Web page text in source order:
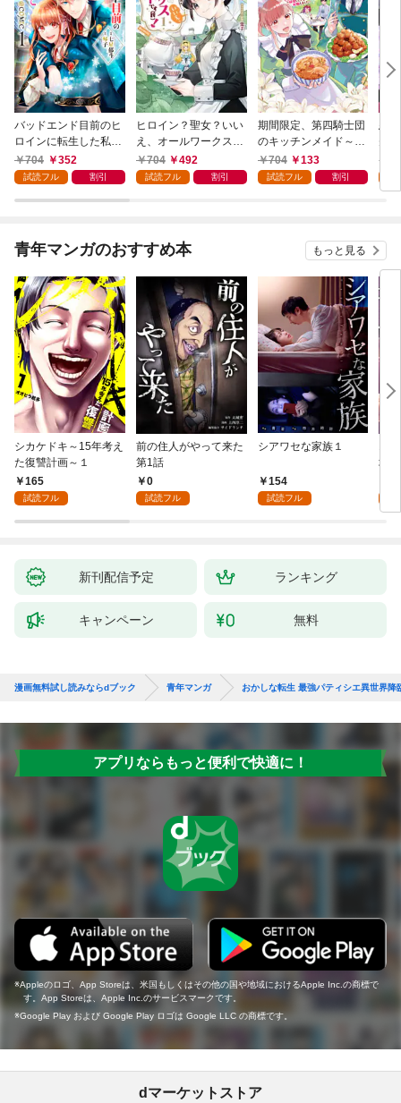
バッドエンド目前のヒ
ロインに転生した私、
今世では恋愛するつも
りがチートな兄が離し
OMIC 第1巻
704 352
試読フル 割引
ヒロイン？聖女？いい
え、オールワークスメ
イドです（誇）！@C
OMIC 第1巻
704 492
試読フル 割引
期間限定、第四騎士団
のキッチンメイド～結
婚したくないので就職
しました～@COMIC
704 133
試読フル 割引
悪
先
令
ラ
の
青年マンガのおすすめ本 もっと見る
シカケドキ～15年考え
た復讐計画～１
165
試読フル
前の住人がやって来た
第1話
0
試読フル
シアワセな家族１
154
試読フル
地
新刊配信予定 ランキング
キャンペーン 無料
漫画無料試し読みならdブック 青年マンガ おかしな転生 最強パティシエ異世界降
アプリならもっと便利で快適に！
Appleのロゴ、App Storeは、米国もしくはその他の国や地域におけるApple Inc.の商標で
す。App Storeは、Apple Inc.のサービスマークです。
Google Play および Google Play ロゴは Google LLC の商標です。
dマーケットストア